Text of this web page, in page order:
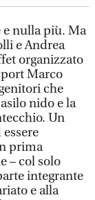
e nulla più. Ma
e Andrea
organizzato
Marco
che
nido e la
Un
prima
– col solo
integrante
e alla